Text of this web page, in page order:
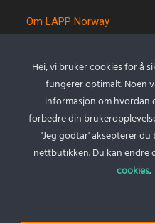
Om LAPP Norway
Kvalitet og miljø
Betingelser
Kontakt oss
Cookie policy
Personvernserklæring
Hei, vi bruker cookies for å
fungerer optimalt. Noen
informasjon om hvordan
forbedre din
'Jeg godtar' aksepterer
nettbutikken. Du kan endre
cookies.